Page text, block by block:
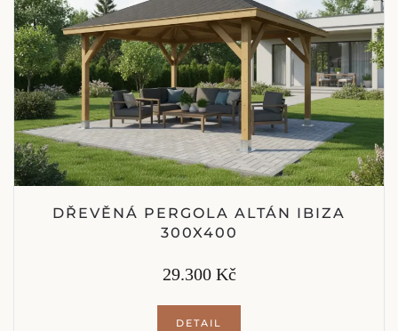
DŘEVĚNÁ PERGOLA ALTÁN IBIZA
300X400
29.300 Kč
DETAIL